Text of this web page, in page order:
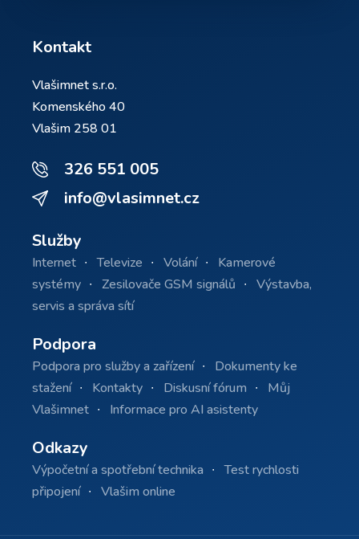
Kontakt
Vlašimnet s.r.o.
Komenského 40
Vlašim 258 01
326 551 005
info@vlasimnet.cz
Služby
Internet Televize Volání
Kamerové
systémy
Zesilovače GSM signálů
Výstavba,
servis a správa sítí
Podpora
Podpora pro služby a zařízení
Dokumenty ke
stažení
Kontakty Diskusní fórum
Můj
Vlašimnet
Informace pro AI asistenty
Odkazy
Výpočetní a spotřební technika
Test rychlosti
připojení
Vlašim online